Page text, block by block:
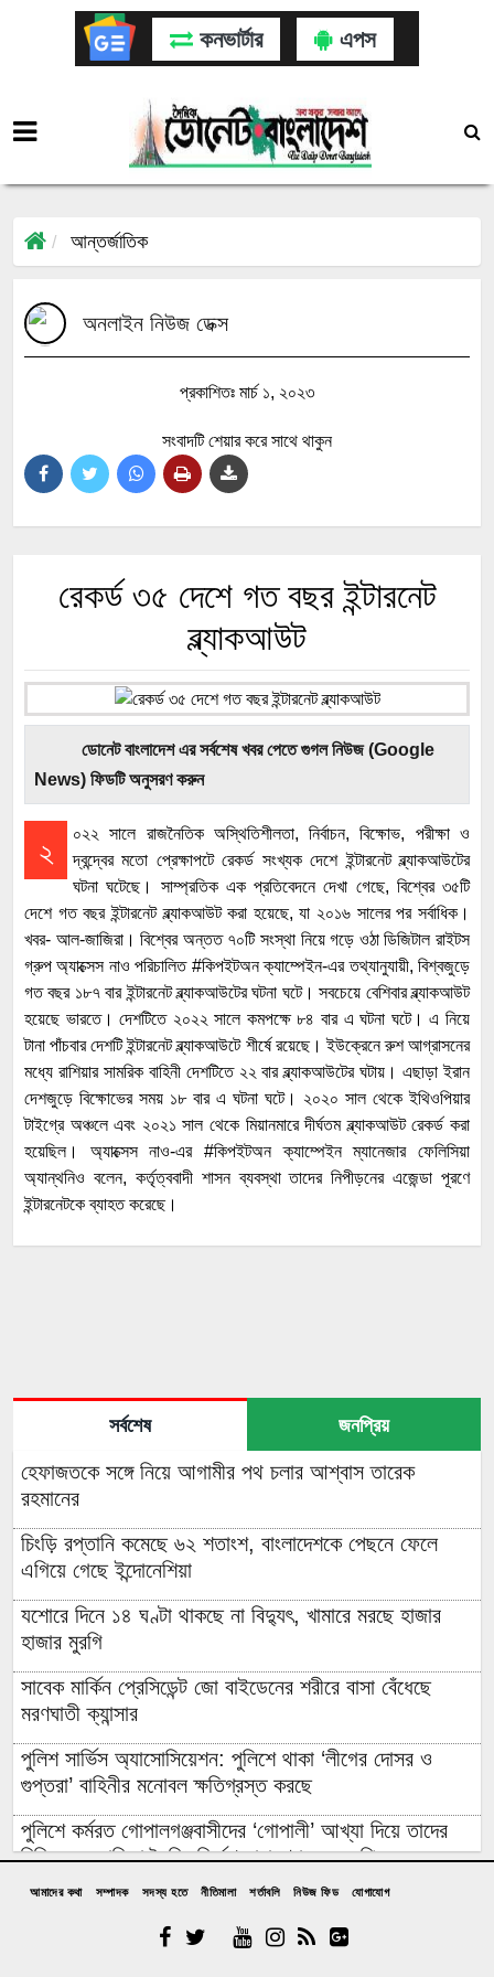
কনভার্টার এপস
আন্তর্জাতিক
অনলাইন নিউজ ডেক্স
প্রকাশিতঃ মার্চ ১, ২০২৩
সংবাদটি শেয়ার করে সাথে থাকুন
রেকর্ড ৩৫ দেশে গত বছর ইন্টারনেট
ব্ল্যাকআউট
ডোনেট বাংলাদেশ এর সর্বশেষ খবর পেতে গুগল নিউজ (Google
News) ফিডটি অনুসরণ করুন
২
০২২ সালে রাজনৈতিক অস্থিতিশীলতা, নির্বাচন, বিক্ষোভ, পরীক্ষা ও
দ্বন্দ্বের মতো প্রেক্ষাপটে রেকর্ড সংখ্যক দেশে ইন্টারনেট ব্ল্যাকআউটের
ঘটনা ঘটেছে। সাম্প্রতিক এক প্রতিবেদনে দেখা গেছে, বিশ্বের ৩৫টি
দেশে গত বছর ইন্টারনেট ব্ল্যাকআউট করা হয়েছে, যা ২০১৬ সালের পর সর্বাধিক।
খবর- আল-জাজিরা। বিশ্বের অন্তত ৭০টি সংস্থা নিয়ে গড়ে ওঠা ডিজিটাল রাইটস
গ্রুপ অ্যাক্সেস নাও পরিচালিত #কিপইটঅন ক্যাম্পেইন-এর তথ্যানুযায়ী, বিশ্বজুড়ে
গত বছর ১৮৭ বার ইন্টারনেট ব্ল্যাকআউটের ঘটনা ঘটে। সবচেয়ে বেশিবার ব্ল্যাকআউট
হয়েছে ভারতে। দেশটিতে ২০২২ সালে কমপক্ষে ৮৪ বার এ ঘটনা ঘটে। এ নিয়ে
টানা পাঁচবার দেশটি ইন্টারনেট ব্ল্যাকআউটে শীর্ষে রয়েছে। ইউক্রেনে রুশ আগ্রাসনের
মধ্যে রাশিয়ার সামরিক বাহিনী দেশটিতে ২২ বার ব্ল্যাকআউটের ঘটায়। এছাড়া ইরান
দেশজুড়ে বিক্ষোভের সময় ১৮ বার এ ঘটনা ঘটে। ২০২০ সাল থেকে ইথিওপিয়ার
টাইগ্রে অঞ্চলে এবং ২০২১ সাল থেকে মিয়ানমারে দীর্ঘতম ব্ল্যাকআউট রেকর্ড করা
হয়েছিল। অ্যাক্সেস নাও-এর #কিপইটঅন ক্যাম্পেইন ম্যানেজার ফেলিসিয়া
অ্যান্থনিও বলেন, কর্তৃত্ববাদী শাসন ব্যবস্থা তাদের নিপীড়নের এজেন্ডা পূরণে
ইন্টারনেটকে ব্যাহত করেছে।
সর্বশেষ জনপ্রিয়
হেফাজতকে সঙ্গে নিয়ে আগামীর পথ চলার আশ্বাস তারেক
রহমানের
চিংড়ি রপ্তানি কমেছে ৬২ শতাংশ, বাংলাদেশকে পেছনে ফেলে
এগিয়ে গেছে ইন্দোনেশিয়া
যশোরে দিনে ১৪ ঘণ্টা থাকছে না বিদ্যুৎ, খামারে মরছে হাজার
হাজার মুরগি
সাবেক মার্কিন প্রেসিডেন্ট জো বাইডেনের শরীরে বাসা বেঁধেছে
মরণঘাতী ক্যান্সার
পুলিশ সার্ভিস অ্যাসোসিয়েশন: পুলিশে থাকা ‘লীগের দোসর ও
গুপ্তরা’ বাহিনীর মনোবল ক্ষতিগ্রস্ত করছে
পুলিশে কর্মরত গোপালগঞ্জবাসীদের ‘গোপালী’ আখ্যা দিয়ে তাদের
চিহ্নিত ও তালিকা তৈরির নির্দেশ নারায়ণগঞ্জের এমপির
বিদেশি ত্রাণের লোভে ৯ বছর ধরে রোহিঙ্গা সেজে নিবন্ধিত হাজার
হাজার বাংলাদেশি ফেঁসে গেলেন এনআইডি-পাসপোর্ট করতে গিয়ে
আমাদের কথা সম্পাদক সদস্য হতে নীতিমালা শর্তাবলি নিউজ ফিড যোগাযোগ